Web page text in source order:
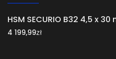
HSM SECURIO B32 4,5 x 30
4 199,99zł